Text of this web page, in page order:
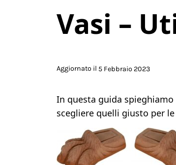
Vasi –
Aggiornato il 5 Febbraio 2023
In questa guida
scegliere quelli giusto per